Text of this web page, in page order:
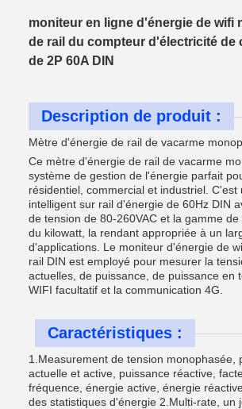
moniteur en ligne d'énergie de wifi
de rail du compteur d'électricité de
de 2P 60A DIN
Description de produit :
Mètre d'énergie de rail de vacarme
Ce mètre d'énergie de rail de vacarme
système de gestion de l'énergie parfait
résidentiel, commercial et industriel. C'est
intelligent sur rail d'énergie de 60Hz DIN
de tension de 80-260VAC et la gamme
du kilowatt, la rendant appropriée à un
d'applications. Le moniteur d'énergie de
rail DIN est employé pour mesurer la
actuelles, de puissance, de puissance en
WIFI facultatif et la communication 4G.
Caractéristiques :
1.Measurement de tension monophasée,
actuelle et active, puissance réactive,
fréquence, énergie active, énergie
des statistiques d'énergie 2.Multi-rate, un